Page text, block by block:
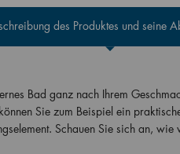
des Produktes und seine
Bad ganz nach Ihrem
Sie zum Beispiel ein
Schauen Sie sich an,